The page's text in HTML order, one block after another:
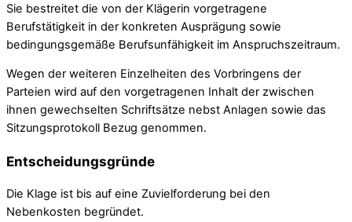
Sie bestreitet die von der Klägerin vorgetragene
Berufstätigkeit in der konkreten Ausprägung sowie
bedingungsgemäße Berufsunfähigkeit im Anspruchszeitraum.
Wegen der weiteren Einzelheiten des Vorbringens der
Parteien wird auf den vorgetragenen Inhalt der zwischen
ihnen gewechselten Schriftsätze nebst Anlagen sowie das
Sitzungsprotokoll Bezug genommen.
Entscheidungsgründe
Die Klage ist bis auf eine Zuvielforderung bei den
Nebenkosten begründet.